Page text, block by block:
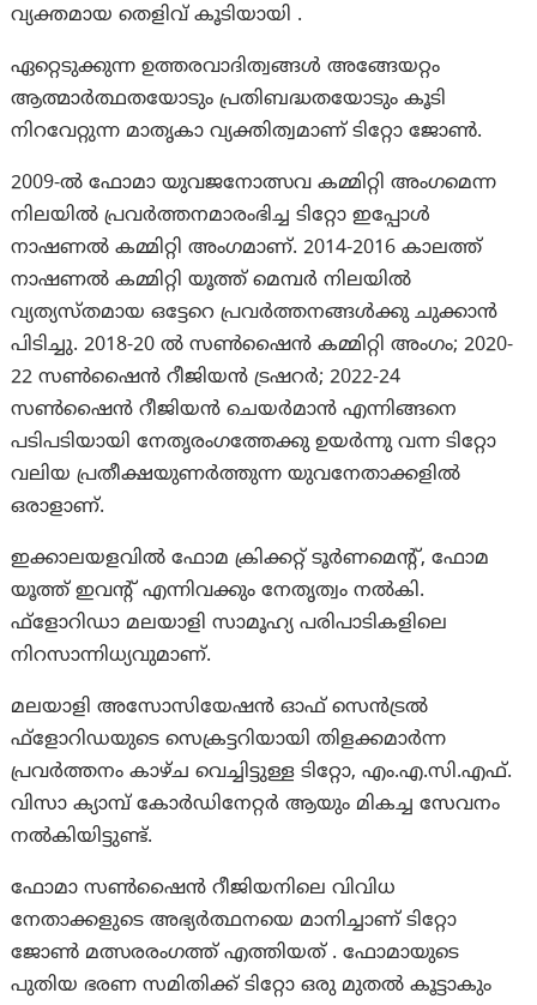
വ്യക്തമായ തെളിവ് കൂടിയായി .
ഏറ്റെടുക്കുന്ന ഉത്തരവാദിത്വങ്ങള്‍ അങ്ങേയറ്റം
ആത്മാര്‍ത്ഥതയോടും പ്രതിബദ്ധതയോടും കൂടി
നിറവേറ്റുന്ന മാതൃകാ വ്യക്തിത്വമാണ് ടിറ്റോ ജോൺ.
2009-ൽ ഫോമാ യുവജനോത്സവ കമ്മിറ്റി അംഗമെന്ന
നിലയിൽ പ്രവർത്തനമാരംഭിച്ച ടിറ്റോ ഇപ്പോൾ
നാഷണൽ കമ്മിറ്റി അംഗമാണ്. 2014-2016 കാലത്ത്
നാഷണൽ കമ്മിറ്റി യൂത്ത് മെമ്പർ നിലയിൽ
വ്യത്യസ്തമായ ഒട്ടേറെ പ്രവർത്തനങ്ങൾക്കു ചുക്കാൻ
പിടിച്ചു. 2018-20 ൽ സൺഷൈൻ കമ്മിറ്റി അംഗം; 2020-
22 സൺഷൈൻ റീജിയൻ ട്രഷറർ; 2022-24
സൺഷൈൻ റീജിയൻ ചെയർമാൻ എന്നിങ്ങനെ
പടിപടിയായി നേതൃരംഗത്തേക്കു ഉയർന്നു വന്ന ടിറ്റോ
വലിയ പ്രതീക്ഷയുണർത്തുന്ന യുവനേതാക്കളിൽ
ഒരാളാണ്.
ഇക്കാലയളവിൽ ഫോമ ക്രിക്കറ്റ് ടൂർണമെന്റ്, ഫോമ
യൂത്ത് ഇവന്റ് എന്നിവക്കും നേതൃത്വം നൽകി.
ഫ്‌ളോറിഡാ മലയാളി സാമൂഹ്യ പരിപാടികളിലെ
നിറസാന്നിധ്യവുമാണ്.
മലയാളി അസോസിയേഷന്‍ ഓഫ് സെന്‍ട്രല്‍
ഫ്‌ളോറിഡയുടെ സെക്രട്ടറിയായി തിളക്കമാര്‍ന്ന
പ്രവര്‍ത്തനം കാഴ്ച വെച്ചിട്ടുള്ള ടിറ്റോ, എം.എ.സി.എഫ്.
വിസാ ക്യാമ്പ് കോര്‍ഡിനേറ്റര്‍ ആയും മികച്ച സേവനം
നല്‍കിയിട്ടുണ്ട്.
ഫോമാ സണ്‍ഷൈന്‍ റീജിയനിലെ വിവിധ
നേതാക്കളുടെ അഭ്യര്‍ത്ഥനയെ മാനിച്ചാണ് ടിറ്റോ
ജോണ്‍ മത്സരരംഗത്ത് എത്തിയത് . ഫോമായുടെ
പുതിയ ഭരണ സമിതിക്ക് ടിറ്റോ ഒരു മുതല്‍ കൂട്ടാകും